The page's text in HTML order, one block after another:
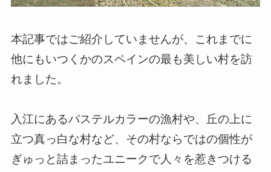
本記事ではご紹介していませんが、これまでに
他にもいつくかのスペインの最も美しい村を訪
れました。
入江にあるパステルカラーの漁村や、丘の上に
立つ真っ白な村など、その村ならではの個性が
ぎゅっと詰まったユニークで人々を惹きつける